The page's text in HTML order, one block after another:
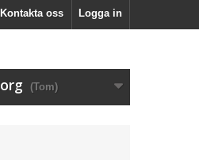
Logga in
Kontakta oss
(Tom)